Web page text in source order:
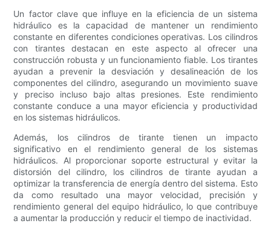
Un factor clave que influye en la eficiencia de un sistema
hidráulico es la capacidad de mantener un rendimiento
constante en diferentes condiciones operativas. Los cilindros
con tirantes destacan en este aspecto al ofrecer una
construcción robusta y un funcionamiento fiable. Los tirantes
ayudan a prevenir la desviación y desalineación de los
componentes del cilindro, asegurando un movimiento suave
y preciso incluso bajo altas presiones. Este rendimiento
constante conduce a una mayor eficiencia y productividad
en los sistemas hidráulicos.
Además, los cilindros de tirante tienen un impacto
significativo en el rendimiento general de los sistemas
hidráulicos. Al proporcionar soporte estructural y evitar la
distorsión del cilindro, los cilindros de tirante ayudan a
optimizar la transferencia de energía dentro del sistema. Esto
da como resultado una mayor velocidad, precisión y
rendimiento general del equipo hidráulico, lo que contribuye
a aumentar la producción y reducir el tiempo de inactividad.